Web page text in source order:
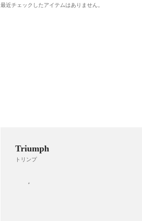
最近チェックしたアイテムはありません。
Triumph
トリンプ